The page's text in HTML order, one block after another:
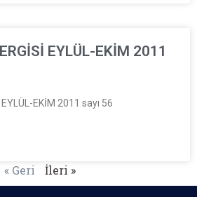
EYLÜL-EKİM 2011
EKİM 2011 sayı 56
« Geri İleri »